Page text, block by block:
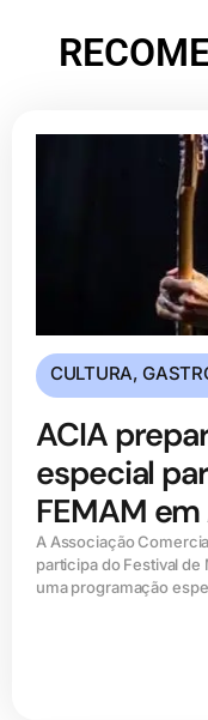
CULTURA,
ACIA
especial
FEMAM
A Associação
participa do Festival
uma programação